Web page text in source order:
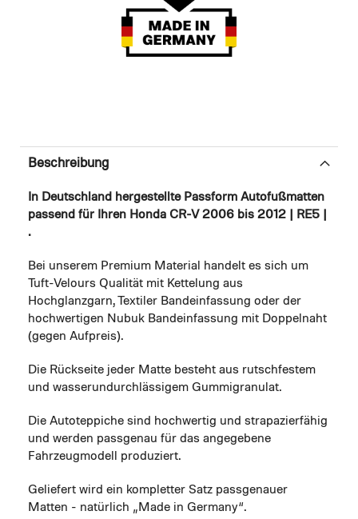
Beschreibung
In Deutschland hergestellte Passform Autofußmatten
passend für Ihren Honda CR-V 2006 bis 2012 | RE5 |
.
Bei unserem Premium Material handelt es sich um
Tuft-Velours Qualität mit Kettelung aus
Hochglanzgarn, Textiler Bandeinfassung oder der
hochwertigen Nubuk Bandeinfassung mit Doppelnaht
(gegen Aufpreis).
Die Rückseite jeder Matte besteht aus rutschfestem
und wasserundurchlässigem Gummigranulat.
Die Autoteppiche sind hochwertig und strapazierfähig
und werden passgenau für das angegebene
Fahrzeugmodell produziert.
Geliefert wird ein kompletter Satz passgenauer
Matten - natürlich „Made in Germany“.